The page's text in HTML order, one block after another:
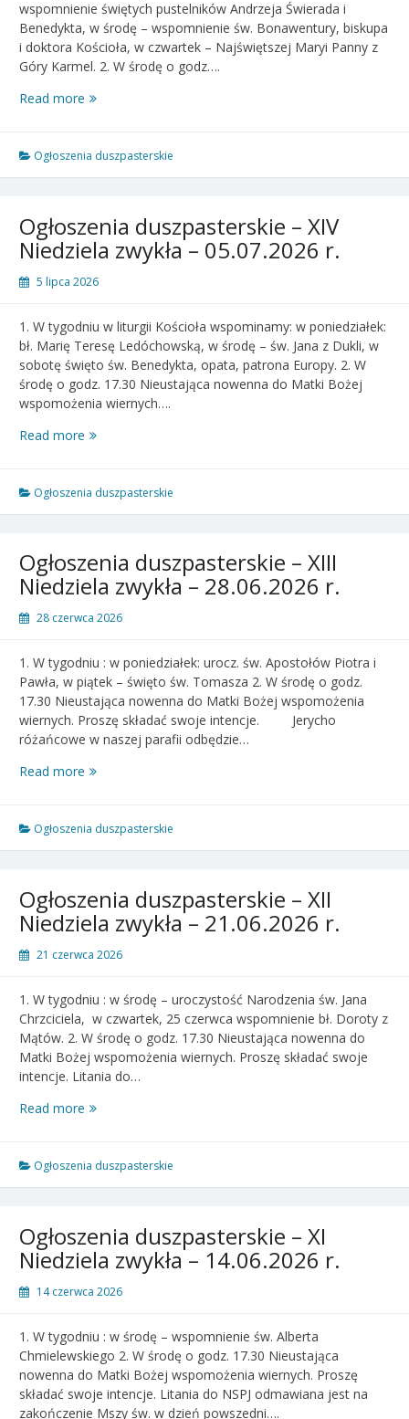
wspomnienie świętych pustelników Andrzeja Świerada i
Benedykta, w środę – wspomnienie św. Bonawentury, biskupa
i doktora Kościoła, w czwartek – Najświętszej Maryi Panny z
Góry Karmel. 2. W środę o godz….
Read more Ogłoszenia
XV
Niedziela
12.07.2026
r.
Ogłoszenia duszpasterskie
Ogłoszenia duszpasterskie – XIV
Niedziela zwykła – 05.07.2026 r.
5 lipca 2026
1. W tygodniu w liturgii Kościoła wspominamy: w poniedziałek:
bł. Marię Teresę Ledóchowską, w środę – św. Jana z Dukli, w
sobotę święto św. Benedykta, opata, patrona Europy. 2. W
środę o godz. 17.30 Nieustająca nowenna do Matki Bożej
wspomożenia wiernych….
Read more Ogłoszenia
XIV
Niedziela
05.07.2026
r.
Ogłoszenia duszpasterskie
Ogłoszenia duszpasterskie – XIII
Niedziela zwykła – 28.06.2026 r.
28 czerwca 2026
1. W tygodniu : w poniedziałek: urocz. św. Apostołów Piotra i
Pawła, w piątek – święto św. Tomasza 2. W środę o godz.
17.30 Nieustająca nowenna do Matki Bożej wspomożenia
wiernych. Proszę składać swoje intencje. Jerycho
różańcowe w naszej parafii odbędzie…
Read more Ogłoszenia
XIII
Niedziela
28.06.2026
r.
Ogłoszenia duszpasterskie
Ogłoszenia duszpasterskie – XII
Niedziela zwykła – 21.06.2026 r.
21 czerwca 2026
1. W tygodniu : w środę – uroczystość Narodzenia św. Jana
Chrzciciela, w czwartek, 25 czerwca wspomnienie bł. Doroty z
Mątów. 2. W środę o godz. 17.30 Nieustająca nowenna do
Matki Bożej wspomożenia wiernych. Proszę składać swoje
intencje. Litania do…
Read more Ogłoszenia
XII
Niedziela
21.06.2026
r.
Ogłoszenia duszpasterskie
Ogłoszenia duszpasterskie – XI
Niedziela zwykła – 14.06.2026 r.
14 czerwca 2026
1. W tygodniu : w środę – wspomnienie św. Alberta
Chmielewskiego 2. W środę o godz. 17.30 Nieustająca
nowenna do Matki Bożej wspomożenia wiernych. Proszę
składać swoje intencje. Litania do NSPJ odmawiana jest na
zakończenie Mszy św. w dzień powszedni….